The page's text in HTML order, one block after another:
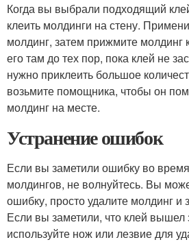
Когда вы выбрали подходящий
клеить молдинги на стену.
молдинг, затем прижмите молдинг
его там до тех пор, пока клей не
нужно приклеить большое
возьмите помощника, чтобы он
молдинг на месте.
Устранение ошибок
Если вы заметили ошибку во
молдингов, не волнуйтесь. Вы
ошибку, просто удалите молдинг и
Если вы заметили, что клей
используйте нож или лезвие для